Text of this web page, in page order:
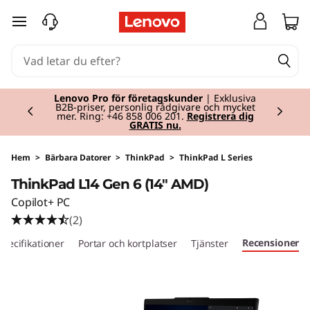
T
k
P
a
d
L
hoppa vidare till huvudinnehållet
Lenovo Pro för företagskunder | Exklusiva
B2B-priser, personlig rådgivare och mycket
mer. Ring: +46 858 006 201. Registrera dig
GRATIS nu.
Currently displaying item 2 of 2
Hem > Bärbara Datorer > ThinkPad > ThinkPad L Series
ThinkPad L14 Gen 6 (14" AMD)
Copilot+ PC
(2)
Portar och kortplatser Tjänster Recensioner